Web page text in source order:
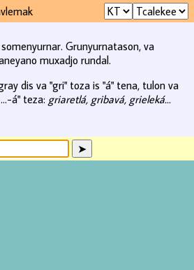
Grunyurnatason, va
muxadjo rundal.
dis va "gri" toza is "á" tena, tulon va
á" teza: griaretlá, gribavá, grieleká...